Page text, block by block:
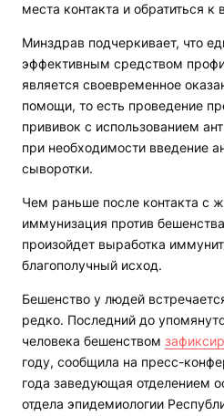
места контакта и обратиться к
Минздрав подчеркивает, что
эффективным средством
является своевременное
помощи, то есть проведение
прививок с использованием
при необходимости введение
сыворотки.
Чем раньше после контакта с
иммунизация против
произойдет выработка
благополучный исход.
Бешенство у людей
редко. Последний до
человека бешенством
году, сообщила на пресс-
года заведующая отделением
отдела эпидемиологии